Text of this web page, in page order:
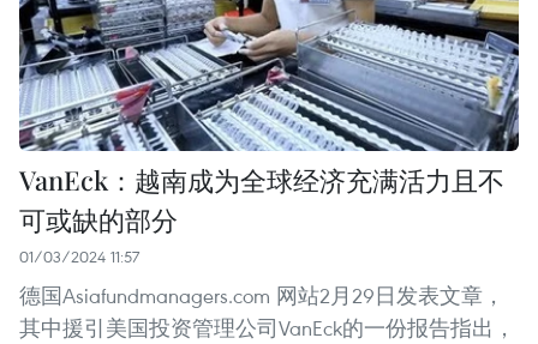
VanEck：越南成为全球经济充满活力且不
可或缺的部分
01/03/2024 11:57
德国Asiafundmanagers.com 网站2月29日发表文章，
其中援引美国投资管理公司VanEck的一份报告指出，